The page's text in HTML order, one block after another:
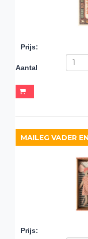
Prijs:
Aantal
Prijs: